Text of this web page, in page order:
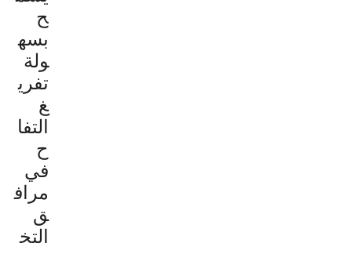
ح
بسه
ولة
تفري
غ
التفا
ح
في
مراف
ق
التخ